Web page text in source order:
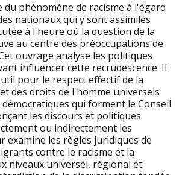
du phénomène de racisme à l'égard
nationaux qui y sont assimilés
à l'heure où la question de la
au centre des préoccupations de
ouvrage analyse les politiques
influencer cette recrudescence. Il
pour le respect effectif de la
des droits de l'homme universels
démocratiques qui forment le Conseil
les discours et politiques
ou indirectement les
examine les règles juridiques de
contre le racisme et la
niveaux universel, régional et